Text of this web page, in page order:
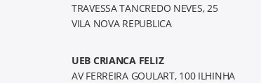
TRAVESSA TANCREDO NEVES, 25
VILA NOVA REPUBLICA
UEB CRIANCA FELIZ
AV FERREIRA GOULART, 100 ILHINHA